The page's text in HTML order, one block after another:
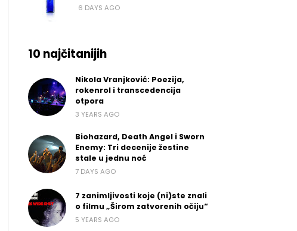
6 DAYS AGO
10 najčitanijih
Nikola Vranjković: Poezija,
rokenrol i transcedencija
otpora
3 YEARS AGO
Biohazard, Death Angel i Sworn
Enemy: Tri decenije žestine
stale u jednu noć
7 DAYS AGO
7 zanimljivosti koje (ni)ste znali
o filmu „Širom zatvorenih očiju“
5 YEARS AGO